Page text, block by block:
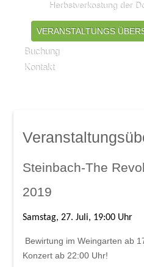
Herbstverkostung der
VERANSTALTUNGS
Buchung
Kontakt
Steinbach-The
2019
Samstag, 27. Juli, 19:00 Uhr
Bewirtung im Weingarten ab
Konzert ab 22:00 Uhr!